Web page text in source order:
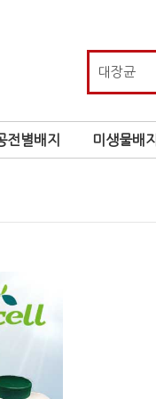
전별배지 미생물배지